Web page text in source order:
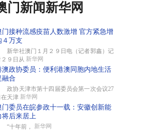
门新闻新华网
门接种流感疫苗人数激增 官方紧急增
４万支
华社澳门１月２９日电（记者郭鑫）记
９日从 新华网
澳政协委员：便利港澳同胞内地生活
融合
协天津市第十四届委员会第一次会议27
在天津 新华网
门委员在皖参政十一载：安徽创新能
将后来居上
十年前， 新华网